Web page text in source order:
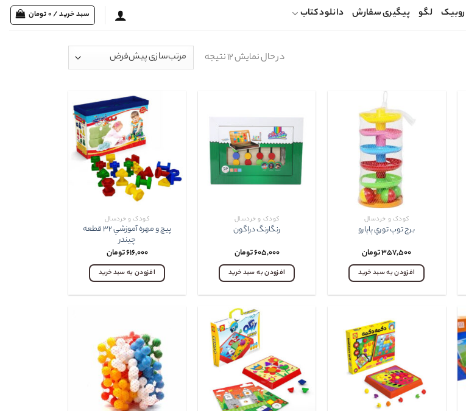
روبیک لگو پیگیری سفارش دانلود کتاب سبد خرید /0تومان
در حال نمایش ۱۲ نتیجه
کودک و خردسال
برج توپ توري پاپارو
۳۵۷,۵۰۰تومان
افزودن به سبد خرید
کودک و خردسال
رنگارنگ دراگون
۶۰۵,۰۰۰تومان
افزودن به سبد خرید
کودک و خردسال
پيچ و مهره آموزشي ۳۲ قطعه
چيندر
۶۱۶,۰۰۰تومان
افزودن به سبد خرید